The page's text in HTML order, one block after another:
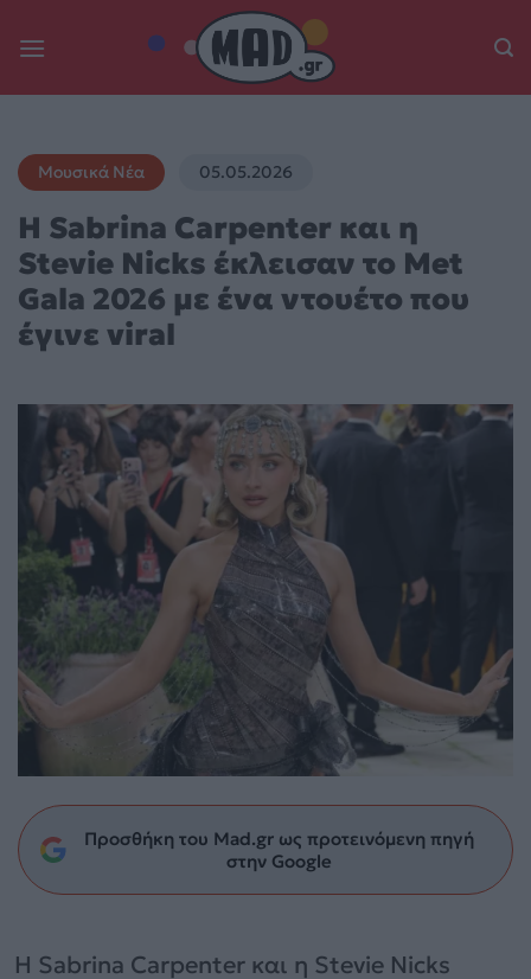
Μουσικά Νέα 05.05.2026
Η Sabrina Carpenter και η
Stevie Nicks έκλεισαν το Met
Gala 2026 με ένα ντουέτο που
έγινε viral
Προσθήκη του Mad.gr ως προτεινόμενη πηγή
στην Google
Η Sabrina Carpenter και η Stevie Nicks